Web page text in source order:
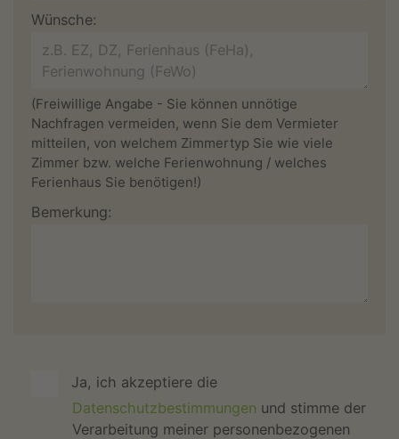
Wünsche:
(Freiwillige Angabe - Sie können unnötige
Nachfragen vermeiden, wenn Sie dem Vermieter
mitteilen, von welchem Zimmertyp Sie wie viele
Zimmer bzw. welche Ferienwohnung / welches
Ferienhaus Sie benötigen!)
Bemerkung:
Ja, ich akzeptiere die
Datenschutzbestimmungen und stimme der
Verarbeitung meiner personenbezogenen